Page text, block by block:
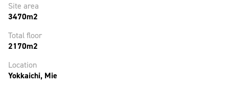
Site area
3470m2
Total floor
2170m2
Location
Yokkaichi, Mie